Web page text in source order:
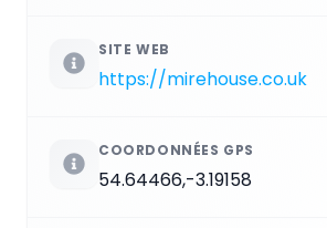
SITE WEB
https://mirehouse.co.uk
COORDONNÉES GPS
54.64466,-3.19158